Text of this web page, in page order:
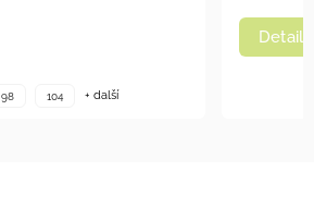
98 104 + další
Detail